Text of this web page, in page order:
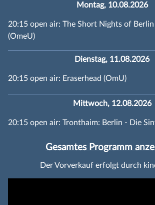
Montag, 10.08.2026
20:15 open air: The Short Nights of Berlin
(OmeU)
Dienstag, 11.08.2026
20:15 open air: Eraserhead (OmU)
Mittwoch, 12.08.2026
20:15 open air: Tronthaim: Berlin - Die
Gesamtes Programm
Der Vorverkauf erfolgt durch